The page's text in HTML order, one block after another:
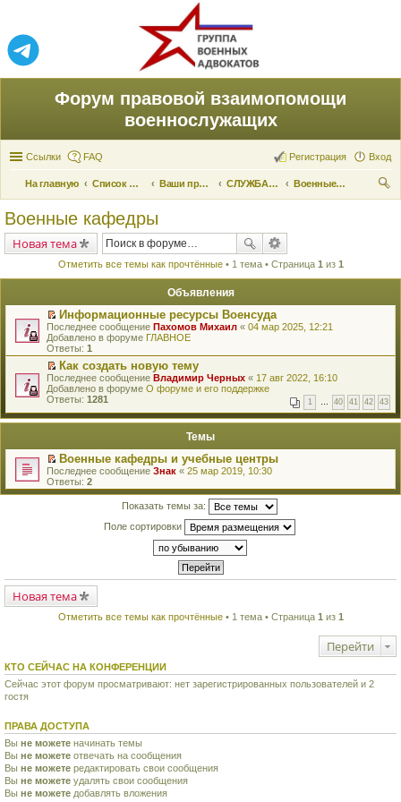
Форум правовой взаимопомощи
военнослужащих
Ссылки FAQ Вход
Регистрация
На главную Список форумов Ваши права и их реализация СЛУЖБА ПО ПРИЗЫВУ
Военные кафедры
Военные кафедры
Новая тема
Отметить все темы как прочтённые• 1 тема • Страница 1 из 1
Объявления
П
е
р
е
й
т
и
к
е
о
м
у
н
е
н
н
о
м
б
щ
е
ю
Информационные ресурсы Военсуда
Последнее сообщение Пахомов Михаил « 04 мар 2025, 12:21
Добавлено в форуме ГЛАВНОЕ
Ответы: 1
П
е
р
й
к
п
е
р
в
о
ч
и
т
а
м
у
с
щ
е
и
ю
Как создать новую тему
Последнее сообщение Владимир Черных « 17 авг 2022, 16:10
Добавлено в форуме О форуме и его поддержке
Ответы: 1281 1 … 40 41 42 43
Темы
П
е
р
в
о
м
у
р
о
ч
н
н
о
м
у
с
о
Военные кафедры и учебные центры
Последнее сообщение Знак « 25 мар 2019, 10:30
Ответы: 2
Показать темы за:
Поле сортировки
Новая тема
Отметить все темы как прочтённые• 1 тема • Страница 1 из 1
Перейти
КТО СЕЙЧАС НА КОНФЕРЕНЦИИ
Сейчас этот форум просматривают: нет зарегистрированных пользователей и 2
гостя
ПРАВА ДОСТУПА
Вы не можете начинать темы
Вы не можете отвечать на сообщения
Вы не можете редактировать свои сообщения
Вы не можете удалять свои сообщения
Вы не можете добавлять вложения